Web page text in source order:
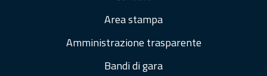
Area stampa
Amministrazione trasparente
Bandi di gara